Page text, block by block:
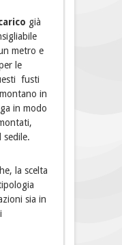
già
metro e
le
fusti
in
in modo
la scelta
sia in